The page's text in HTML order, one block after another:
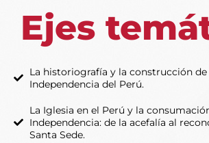
Ejes
La historiografía y la construcción de
Independencia del Perú.
La Iglesia en el Perú y la
Independencia: de la acefalía al
Santa Sede.